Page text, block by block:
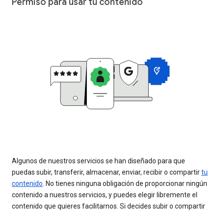
Permiso para usar tu contenido
Algunos de nuestros servicios se han diseñado para que
puedas subir, transferir, almacenar, enviar, recibir o compartirtu
contenido. No tienes ninguna obligación de proporcionar ningún
contenido a nuestros servicios, y puedes elegir libremente el
contenido que quieres facilitarnos. Si decides subir o compartir